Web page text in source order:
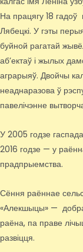
На працягу 18 гадоў
Лябецкі. У гэты
буйной рагатай
аб’ектаў і жылых
аграрыяў. Двойчы
неаднаразова ў
павелічэнне
У 2005 годзе
2016 годзе — у
прадпрыемства.
Сёння раённае
«Алекшыцы» — добра
раёна, па праве
развіцця.